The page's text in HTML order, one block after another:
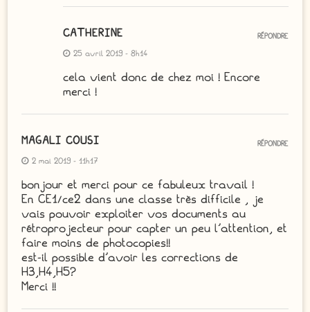
CATHERINE
25 avril 2019 - 8h14
cela vient donc de chez moi ! Encore
merci !
RÉPONDRE
MAGALI COUSI
2 mai 2019 - 11h17
bonjour et merci pour ce fabuleux travail !
En CE1/ce2 dans une classe très difficile , je
vais pouvoir exploiter vos documents au
rétroprojecteur pour capter un peu l’attention, et
faire moins de photocopies!!
est-il possible d’avoir les corrections de
H3,H4,H5?
Merci !!
RÉPONDRE